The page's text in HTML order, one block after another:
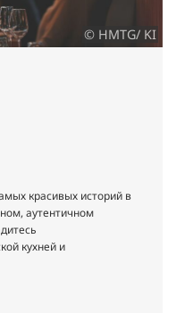
© HMTG/ KI
красивых историй в
аутентичном
кухней и